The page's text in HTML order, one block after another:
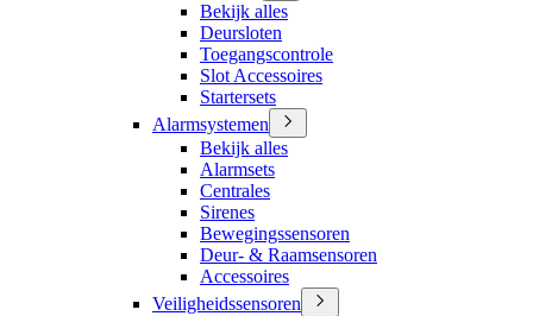
Bekijk alles
Deursloten
Toegangscontrole
Slot Accessoires
Startersets
Alarmsystemen
Bekijk alles
Alarmsets
Centrales
Sirenes
Bewegingssensoren
Deur- & Raamsensoren
Accessoires
Veiligheidssensoren